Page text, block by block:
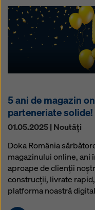
5 ani de magazin
parteneriate solide!
01.05.2025 | Noutăţi
Doka România
magazinului online, ani
aproape de clienții
construcții, livrate
platforma noastră